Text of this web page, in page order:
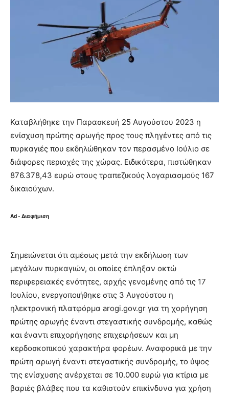
Καταβλήθηκε την Παρασκευή 25 Αυγούστου 2023 η
ενίσχυση πρώτης αρωγής προς τους πληγέντες από τις
πυρκαγιές που εκδηλώθηκαν τον περασμένο Ιούλιο σε
διάφορες περιοχές της χώρας. Ειδικότερα, πιστώθηκαν
876.378,43 ευρώ στους τραπεζικούς λογαριασμούς 167
δικαιούχων.
Ad - Διαφήμιση
Σημειώνεται ότι αμέσως μετά την εκδήλωση των
μεγάλων πυρκαγιών, οι οποίες έπληξαν οκτώ
περιφερειακές ενότητες, αρχής γενομένης από τις 17
Ιουλίου, ενεργοποιήθηκε στις 3 Αυγούστου η
ηλεκτρονική πλατφόρμα arogi.gov.gr για τη χορήγηση
πρώτης αρωγής έναντι στεγαστικής συνδρομής, καθώς
και έναντι επιχορήγησης επιχειρήσεων και μη
κερδοσκοπικού χαρακτήρα φορέων. Αναφορικά με την
πρώτη αρωγή έναντι στεγαστικής συνδρομής, το ύψος
της ενίσχυσης ανέρχεται σε 10.000 ευρώ για κτίρια με
βαριές βλάβες που τα καθιστούν επικίνδυνα για χρήση